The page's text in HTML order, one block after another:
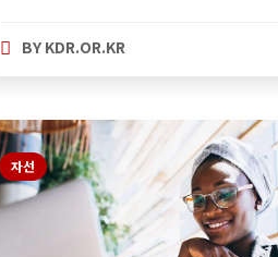
BY KDR.OR.KR
자선